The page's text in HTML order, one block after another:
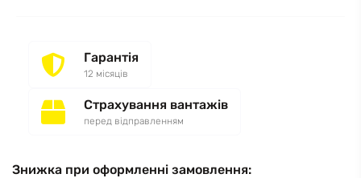
Гарантія
12 місяців
Страхування вантажів
перед відправленням
Знижка при оформленні замовлення: